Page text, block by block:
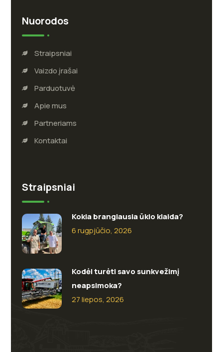
Nuorodos
Straipsniai
Vaizdo įrašai
Parduotuvė
Apie mus
Partneriams
Kontaktai
Straipsniai
Kokia brangiausia ūkio klaida?
6 rugpjūčio, 2026
Kodėl turėti savo sunkvežimį
neapsimoka?
27 liepos, 2026